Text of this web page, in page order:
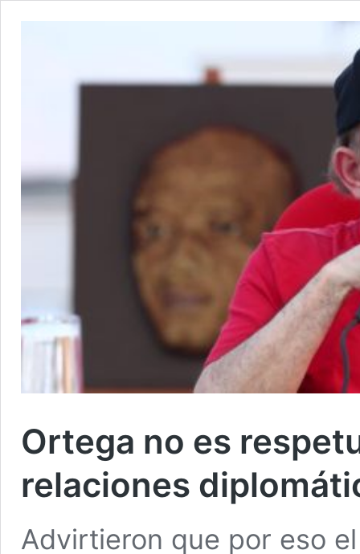
Ortega no es
relaciones
Advirtieron que por eso